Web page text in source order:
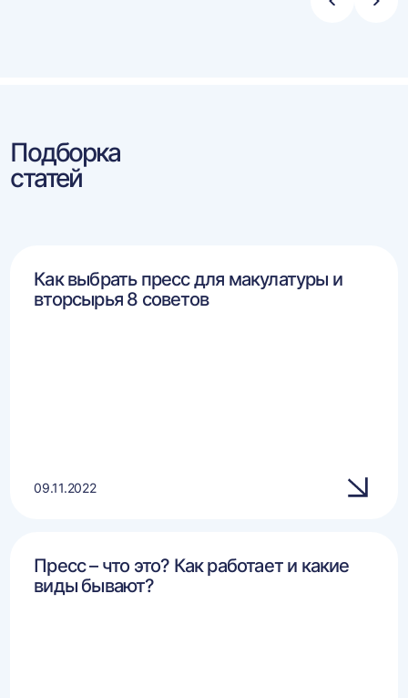
Стрелка
Подборка
статей
Как выбрать пресс для макулатуры и
вторсырья 8 советов
09.11.2022
Пресс – что это? Как работает и какие
виды бывают?